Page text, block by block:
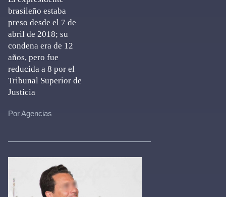
brasileño estaba
preso desde el 7 de
abril de 2018; su
condena era de 12
años, pero fue
reducida a 8 por el
Tribunal Superior de
Justicia
Por Agencias